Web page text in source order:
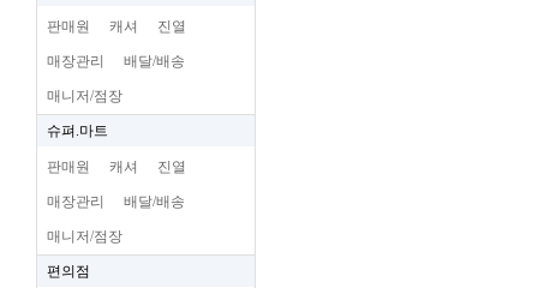
판매원 캐셔 진열
매장관리 배달/배송
매니저/점장
슈펴.마트
판매원 캐셔 진열
매장관리 배달/배송
매니저/점장
편의점